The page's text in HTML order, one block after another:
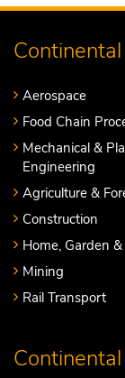
Aerospace
Food Chain
Mechanical &
Engineering
Agriculture &
Construction
Home, Garden
Mining
Rail Transport